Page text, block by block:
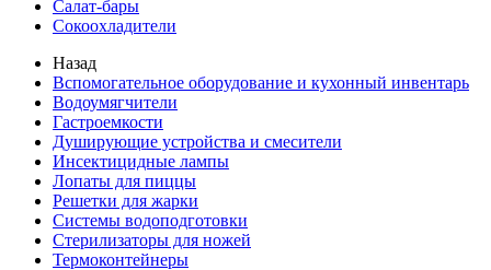
Салат-бары
Сокоохладители
Назад
Вспомогательное оборудование и кухонный инвентарь
Водоумягчители
Гастроемкости
Душирующие устройства и смесители
Инсектицидные лампы
Лопаты для пиццы
Решетки для жарки
Системы водоподготовки
Стерилизаторы для ножей
Термоконтейнеры